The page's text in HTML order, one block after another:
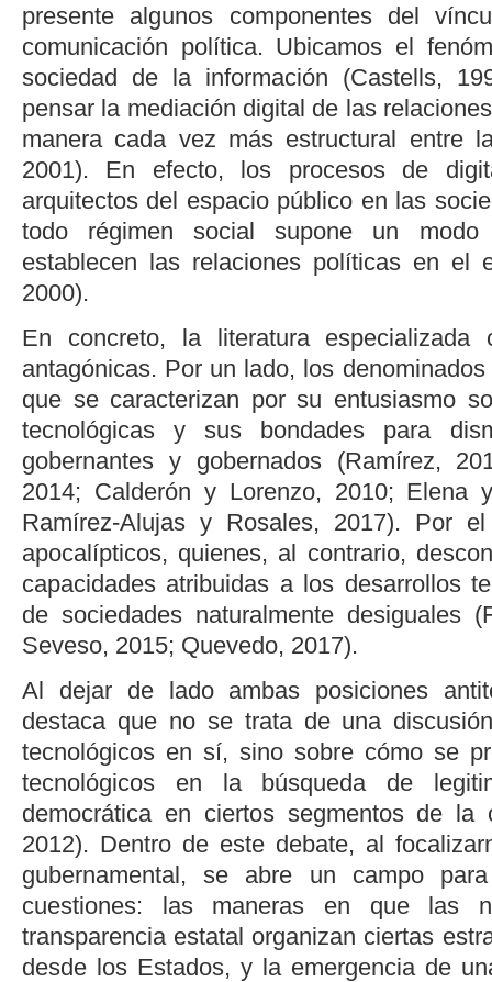
presente algunos componentes del
comunicación política. Ubicamos el
sociedad de la información (Castells,
pensar la mediación digital de las
manera cada vez más estructural entre
2001). En efecto, los procesos de
arquitectos del espacio público en las
todo régimen social supone un
establecen las relaciones políticas en el
2000).
En concreto, la literatura especializada
antagónicas. Por un lado, los
que se caracterizan por su entusiasmo
tecnológicas y sus bondades para
gobernantes y gobernados (Ramírez,
2014; Calderón y Lorenzo, 2010; Elena
Ramírez-Alujas y Rosales, 2017). Por el
apocalípticos, quienes, al contrario,
capacidades atribuidas a los desarrollos
de sociedades naturalmente desiguales (
Seveso, 2015; Quevedo, 2017).
Al dejar de lado ambas posiciones
destaca que no se trata de una
tecnológicos en sí, sino sobre cómo se
tecnológicos en la búsqueda de
democrática en ciertos segmentos de la
2012). Dentro de este debate, al
gubernamental, se abre un campo
cuestiones: las maneras en que las
transparencia estatal organizan ciertas
desde los Estados, y la emergencia de